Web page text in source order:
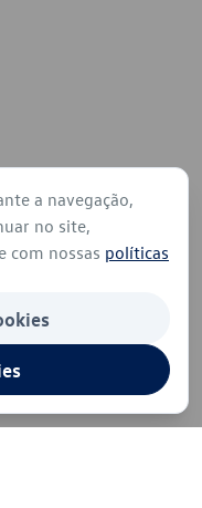
a navegação,
no site,
com nossas políticas